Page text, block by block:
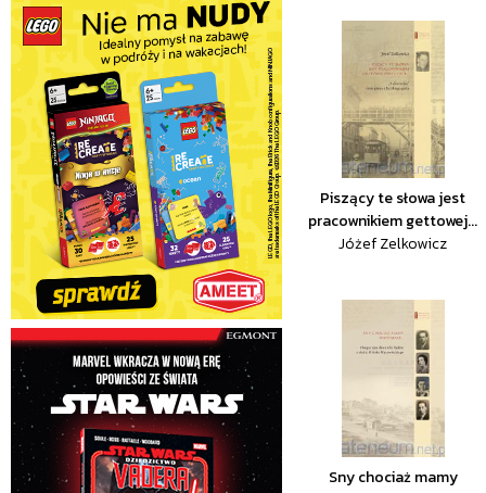
Piszący te słowa jest
pracownikiem gettowej...
Jóżef Zelkowicz
Sny chociaż mamy